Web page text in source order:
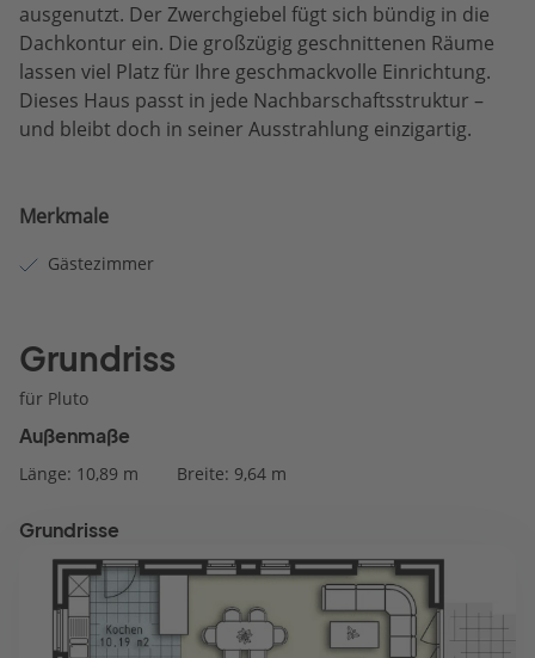
ausgenutzt. Der Zwerchgiebel fügt sich bündig in die
Dachkontur ein. Die großzügig geschnittenen Räume
lassen viel Platz für Ihre geschmackvolle Einrichtung.
Dieses Haus passt in jede Nachbarschaftsstruktur –
und bleibt doch in seiner Ausstrahlung einzigartig.
Merkmale
Gästezimmer
Grundriss
für Pluto
Außenmaße
Länge: 10,89 m Breite: 9,64 m
Grundrisse